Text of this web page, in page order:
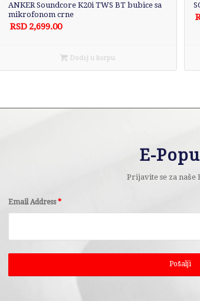
ANKER Soundcore K20i TWS BT bubice sa
mikrofonom crne
RSD 2,699.00
Dodaj u korpu
E-
Prijavite se za naše
Email Address*